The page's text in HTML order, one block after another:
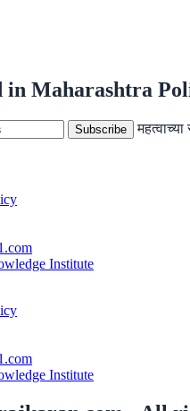
in Maharashtra
Institute
Institute